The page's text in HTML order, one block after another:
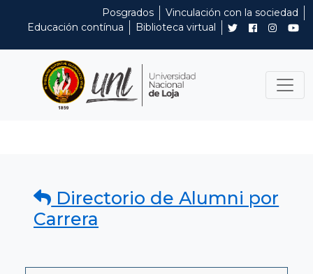
Posgrados
Vinculación con la sociedad
Educación contínua
Biblioteca virtual
Directorio de Alumni por
Carrera